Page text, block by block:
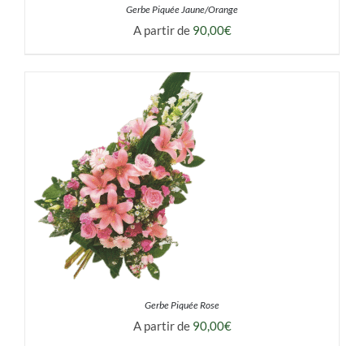
Gerbe Piquée Jaune/Orange
A partir de 90,00€
Gerbe Piquée Rose
A partir de 90,00€